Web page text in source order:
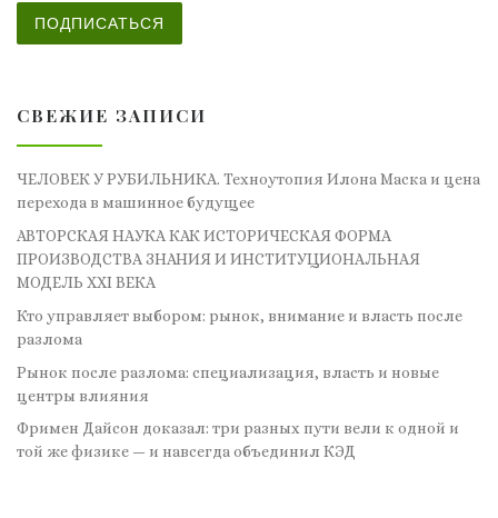
ПОДПИСАТЬСЯ
СВЕЖИЕ ЗАПИСИ
ЧЕЛОВЕК У РУБИЛЬНИКА. Техноутопия Илона Маска и цена
перехода в машинное будущее
АВТОРСКАЯ НАУКА КАК ИСТОРИЧЕСКАЯ ФОРМА
ПРОИЗВОДСТВА ЗНАНИЯ И ИНСТИТУЦИОНАЛЬНАЯ
МОДЕЛЬ XXI ВЕКА
Кто управляет выбором: рынок, внимание и власть после
разлома
Рынок после разлома: специализация, власть и новые
центры влияния
Фримен Дайсон доказал: три разных пути вели к одной и
той же физике — и навсегда объединил КЭД